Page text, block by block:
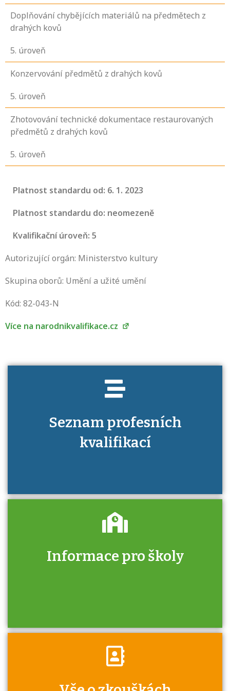
Doplňování chybějících materiálů na předmětech z
drahých kovů
5. úroveň
Konzervování předmětů z drahých kovů
5. úroveň
Zhotovování technické dokumentace restaurovaných
předmětů z drahých kovů
5. úroveň
Platnost standardu od: 6. 1. 2023
Platnost standardu do: neomezeně
Kvalifikační úroveň: 5
Autorizující orgán: Ministerstvo kultury
Skupina oborů: Umění a užité umění
Kód: 82-043-N
Více na narodnikvalifikace.cz
Seznam profesních
kvalifikací
Víte, jaké dovednosti musíte pro danou
Informace pro školy
Zjistěte, jak se přihlásit ke zkoušce a kde